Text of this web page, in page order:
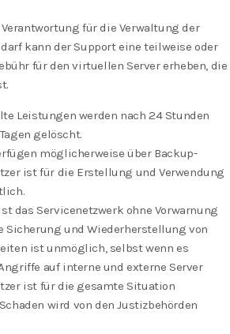
für die Verwaltung der
kann der Support eine teilweise oder
für den virtuellen Server erheben, die
Leistungen werden nach 24 Stunden
gelöscht.
möglicherweise über Backup-
ist für die Erstellung und Verwendung
das Servicenetzwerk ohne Vorwarnung
Sicherung und Wiederherstellung von
ist unmöglich, selbst wenn es
auf interne und externe Server
ist für die gesamte Situation
wird von den Justizbehörden